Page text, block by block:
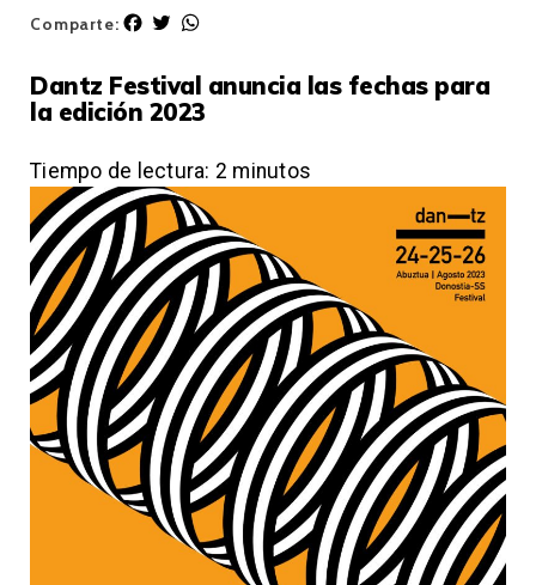
Comparte:
F
e
b
o
k
T
t
t
r
t
s
p
p
Dantz Festival anuncia las fechas para
la edición 2023
Tiempo de lectura: 2 minutos